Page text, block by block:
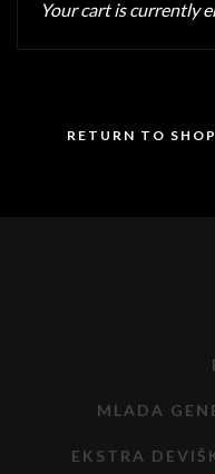
Your cart is currently
RETURN TO SHOP
MLADA
EKSTRA